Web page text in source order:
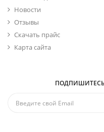
Новости
Отзывы
Скачать прайс
Карта сайта